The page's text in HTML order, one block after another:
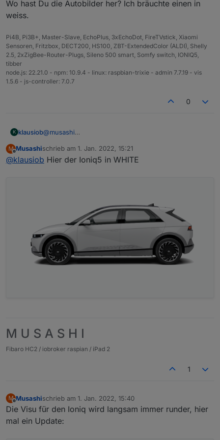
Wo hast Du die Autobilder her? Ich bräuchte einen in
weiss.
Pi4B, Pi3B+, Master-Slave, EchoPlus, 3xEchoDot, FireTVstick, Xiaomi
Sensoren, Fritzbox, DECT200, HS100, ZBT-ExtendedColor (ALDI), Shelly
2.5, 2xZigBee-Router-Plugs, Sileno 500 smart, Somfy switch, IONIQ5,
tibber
node.js: 22.21.0 - npm: 10.9.4 - linux: raspbian-trixie - admin 7.7.19 - vis
1.5.6 - js-controller: 7.0.7
0
K klausiob@musashi
weiss.
M
Offline
Musashischrieb am 1. Jan. 2022, 15:21
zuletzt editiert von
@klausiob Hier der Ioniq5 in WHITE
M U S A S H I
Fibaro HC2 / iobroker raspian / iPad 2
1
M
Offline
Musashischrieb am 1. Jan. 2022, 15:40
zuletzt editiert von
Die Visu für den Ioniq wird langsam immer runder, hier
mal ein Update: